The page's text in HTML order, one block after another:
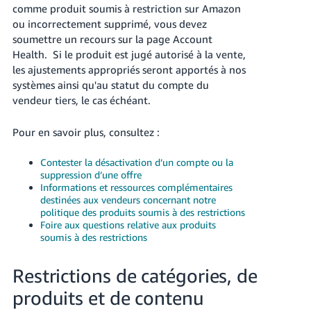
comme produit soumis à restriction sur Amazon
ou incorrectement supprimé, vous devez
soumettre un recours sur la page Account
Health. Si le produit est jugé autorisé à la vente,
les ajustements appropriés seront apportés à nos
systèmes ainsi qu'au statut du compte du
vendeur tiers, le cas échéant.
Pour en savoir plus, consultez :
Contester la désactivation d’un compte ou la
suppression d’une offre
Informations et ressources complémentaires
destinées aux vendeurs concernant notre
politique des produits soumis à des restrictions
Foire aux questions relative aux produits
soumis à des restrictions
Restrictions de catégories, de
produits et de contenu